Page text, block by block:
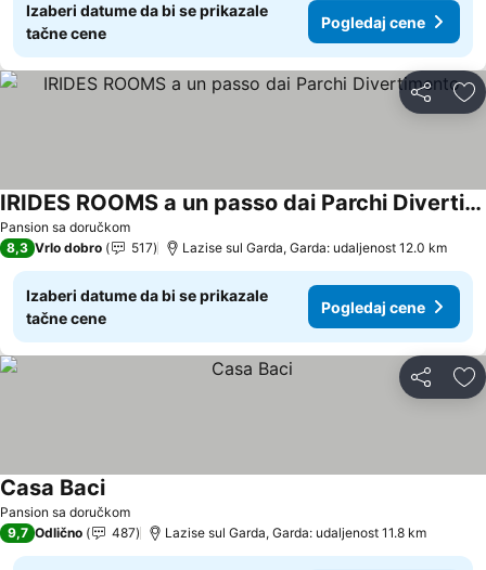
Izaberi datume da bi se prikazale
tačne cene
Pogledaj cene
Deli
Pansion sa doručkom
IRIDES ROOMS a un passo dai Parchi Divertimento
Pogledaj cene
8,3 Vrlo dobro 517 Lazise sul Garda, Garda: udaljenost 12.0 km
Izaberi datume da bi se prikazale
tačne cene
Pogledaj cene
Deli
Pansion sa doručkom
Casa BaciPogledaj cene
9,7 Odlično 487 Lazise sul Garda, Garda: udaljenost 11.8 km